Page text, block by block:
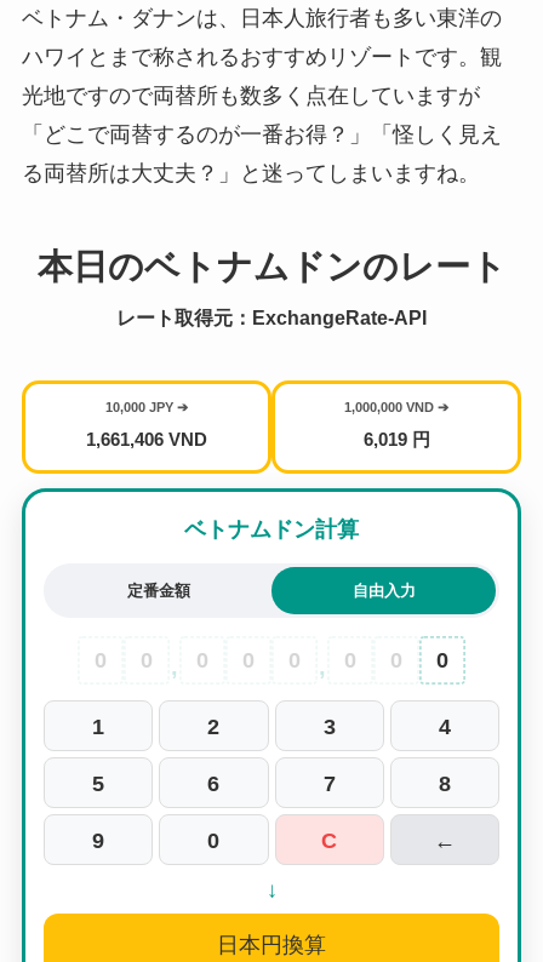
ベトナム・ダナンは、日本人旅行者も多い東洋の
ハワイとまで称されるおすすめリゾートです。観
光地ですので両替所も数多く点在していますが
「どこで両替するのが一番お得？」「怪しく見え
る両替所は大丈夫？」と迷ってしまいますね。
本日のベトナムドンのレート
レート取得元：ExchangeRate-API
10,000 JPY ➔
1,661,406 VND
1,000,000 VND ➔
6,019 円
ベトナムドン計算
定番金額 自由入力
0 0 , 0 0 0 , 0 0 0
1 2 3 4
5 6 7 8
9 0 C ←
↓
日本円換算